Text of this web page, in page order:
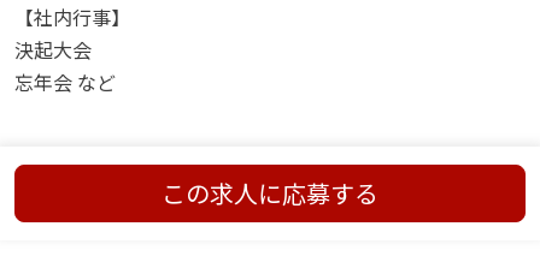
【社内行事】
決起大会
忘年会 など
この求人に応募する